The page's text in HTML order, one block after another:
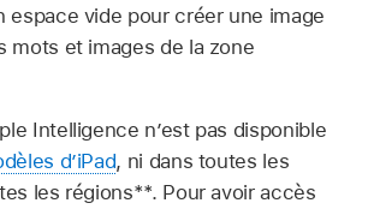
espace vide pour créer une image
mots et images de la zone
Intelligence n’est pas disponible
d’iPad, ni dans toutes les
les régions**. Pour avoir accès